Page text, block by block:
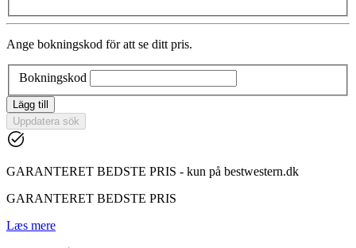
Ange bokningskod för att se ditt pris.
Bokningskod
Lägg till
Uppdatera sök
GARANTERET BEDSTE PRIS - kun på bestwestern.dk
GARANTERET BEDSTE PRIS
Læs mere